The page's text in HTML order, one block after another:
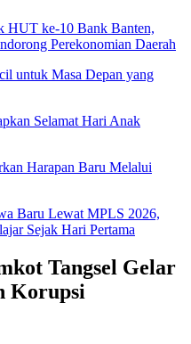
HUT ke-10 Bank Banten,
Perekonomian Daerah
untuk Masa Depan yang
Selamat Hari Anak
Harapan Baru Melalui
Baru Lewat MPLS 2026,
Sejak Hari Pertama
Tangsel Gelar
Korupsi